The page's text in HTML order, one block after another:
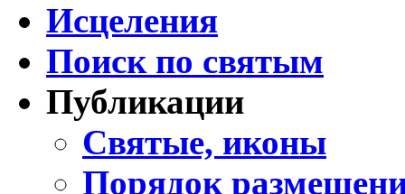
Исцеления
Поиск по святым
Публикации
Святые, иконы
Порядок